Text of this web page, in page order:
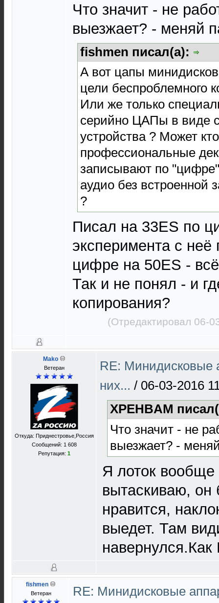
Что значит - не
выезжает? - меняй
fishmen писал(а):
А вот цапы
цели беспроблемного
Или же только
серийно ЦАПы в виде
устройства ? Может
профессиональные
записывают по
аудио без встроенной
?
Писал на 33ES по
эксперимента с
цифре на 50ES -
Так и не понял - и
копирования?
(Отредактировал 06-
Mako
Ветеран
Откуда: Приднестровье,Россия
Сообщений: 1 608
Репутация: 1
RE: Минидисковые
них... / 06-03-2016
XPEHBAM
Что значит - не
выезжает? -
Я лоток
вытаскиваю, он
нравится,
выедет. Там
fishmen
Ветеран
RE: Минидисковые